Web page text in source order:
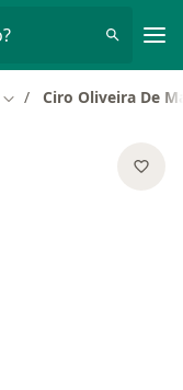
Mudar de cidade
Ciro Oliveira De